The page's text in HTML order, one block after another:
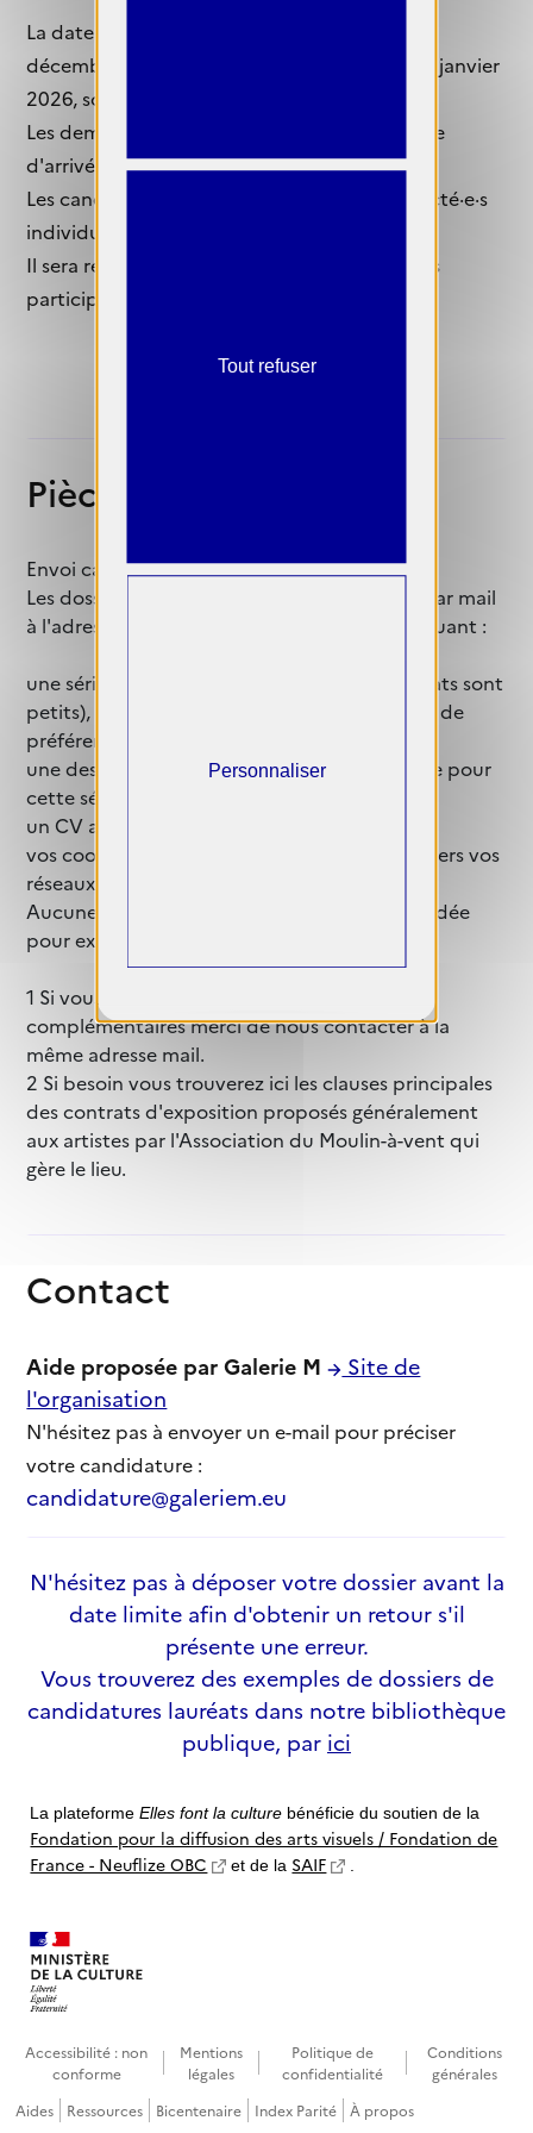
La date d'ouverture des inscriptions est le 30
décembre 2025, et la clôture de l'appel le 22 janvier
2026, sous réserve de modifications.
Les demandes seront étudiées dans leur ordre
d'arrivée.
Les candidat·e·s sélectionné·e·s seront contacté·e·s
individuellement.
Il sera répondu individuellement à tou·te·s les
participant·e·s.
Pièces à fournir
Envoi candidature
Les dossiers de candidature sont à envoyer par mail
à l'adresse candidature@galeriem.eu 1 en incluant :
une série de 2 à 6 visuels (voir plus si les formats sont
petits), les fichiers joints seront au format jpg de
préférence ou pdf,
une description de votre démarche artistique pour
cette série,
un CV artistique, pour mieux vous connaître,
vos coordonnées : email, téléphone, et liens vers vos
réseaux sociaux ou site web si disponibles.
Aucune participation financière n'est demandée
pour exposer2.
1 Si vous souhaitez des informations
complémentaires merci de nous contacter à la
même adresse mail.
2 Si besoin vous trouverez ici les clauses principales
des contrats d'exposition proposés généralement
aux artistes par l'Association du Moulin-à-vent qui
gère le lieu.
Contact
Aide proposée par Galerie M
Site de
l'organisation
N'hésitez pas à envoyer un e-mail pour préciser
votre candidature :
candidature@galeriem.eu
N'hésitez pas à déposer votre dossier avant la
date limite afin d'obtenir un retour s'il
présente une erreur.
Vous trouverez des exemples de dossiers de
candidatures lauréats dans notre bibliothèque
publique, par ici
La plateformeElles font la culture bénéficie du soutien de la
Fondation pour la diffusion des arts visuels / Fondation de
France - Neuflize OBC
et de la SAIF
Accessibilité : non
conforme
Mentions
légales
Politique de
confidentialité
Conditions
générales
Aides
Ressources Bicentenaire Index Parité À propos
Tout refuser
Personnaliser